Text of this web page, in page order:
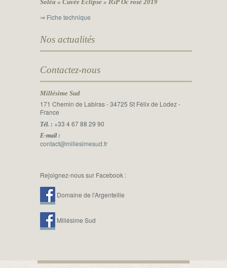
Soléa « Cuvée Eclipse » IGP Oc rosé 2019
⇒ Fiche technique
Nos actualités
Contactez-nous
Millésime Sud
171 Chemin de Labiras - 34725 St Félix de Lodez -
France
Tél. : +33 4 67 88 29 90
E-mail :
contact@millesimesud.fr
Rejoignez-nous sur Facebook :
Domaine de l'Argenteille
Millésime Sud